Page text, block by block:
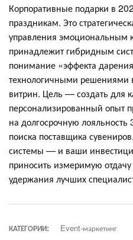
Корпоративные подарки в
праздникам. Это
управления эмоциональным
принадлежит гибридным
понимание «эффекта
технологичными решениями
витрин. Цель — создать для
персонализированный опыт
на долгосрочную
поиска поставщика
системы — и ваши
приносить измеримую
удержания лучших
КАТЕГОРИИ:
Event-маркетинг